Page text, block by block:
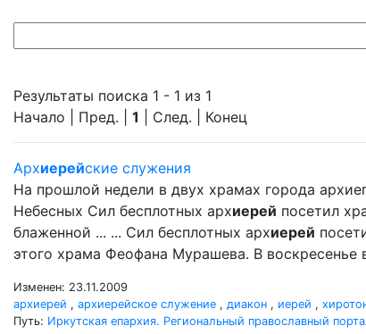
Результаты поиска 1 - 1 из 1
Начало | Пред. | 1 | След. | Конец
Архиерейские служения
На прошлой недели в двух храмах города
Небесных Сил бесплотных архиерей посетил
блаженной ... ... Сил бесплотных архиерей
этого храма Феофана Мурашева. В
Изменен: 23.11.2009
архиерей , архиерейское служение , диакон , иерей ,
Путь: Иркутская епархия. Региональный православный